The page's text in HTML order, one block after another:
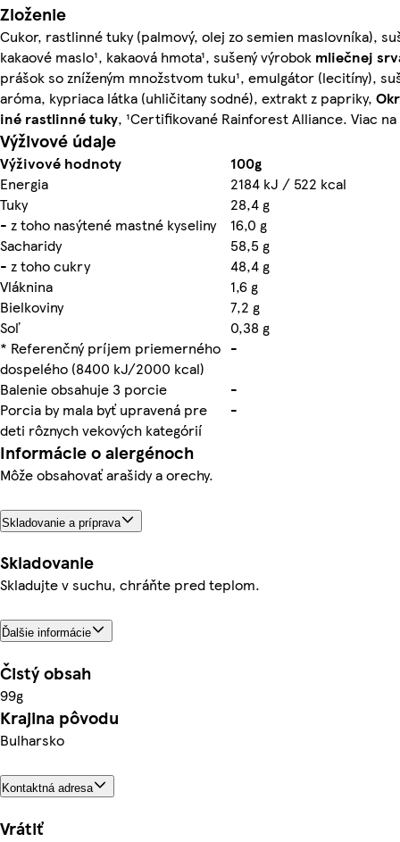
Zloženie
Cukor, rastlinné tuky (palmový, olej zo semien maslovníka),
kakaové maslo¹, kakaová hmota¹, sušený výrobok mliečnej
prášok so zníženým množstvom tuku¹, emulgátor (lecitíny),
aróma, kypriaca látka (uhličitany sodné), extrakt z papriky,
iné rastlinné tuky, ¹Certifikované Rainforest Alliance. Viac
Výživové údaje
Výživové hodnoty
100g
Energia
2184 kJ / 522 kcal
Tuky
28,4 g
- z toho nasýtené mastné kyseliny
16,0 g
Sacharidy
58,5 g
- z toho cukry
48,4 g
Vláknina
1,6 g
Bielkoviny
7,2 g
Soľ
0,38 g
* Referenčný príjem priemerného
dospelého (8400 kJ/2000 kcal)
-
Balenie obsahuje 3 porcie
-
Porcia by mala byť upravená pre
deti rôznych vekových kategórií
-
Informácie o alergénoch
Môže obsahovať arašidy a orechy.
Skladovanie a príprava
Skladovanie
Skladujte v suchu, chráňte pred teplom.
Ďalšie informácie
Čistý obsah
99g
Krajina pôvodu
Bulharsko
Kontaktná adresa
Vrátiť